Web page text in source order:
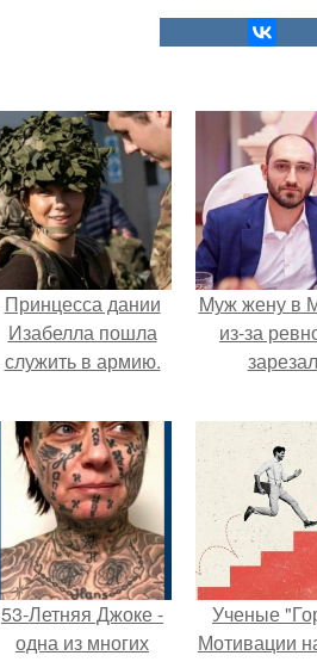
Принцесса дании
Изабелла пошла
служить в армию.
Mуж жену в
из-за
53-Летняя Джоке -
одна из многих
Ученые
Мотивации